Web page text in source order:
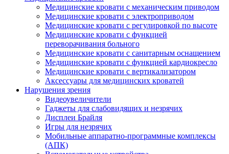
Медицинские кровати с механическим приводом
Медицинские кровати с электроприводом
Медицинские кровати с регулировкой по высоте
Медицинские кровати с функцией
переворачивания больного
Медицинские кровати с санитарным оснащением
Медицинские кровати с функцией кардиокресло
Медицинские кровати с вертикализатором
Аксессуары для медицинских кроватей
Нарушения зрения
Видеоувеличители
Гаджеты для слабовидящих и незрячих
Дисплеи Брайля
Игры для незрячих
Мобильные аппаратно-программные комплексы
(АПК)